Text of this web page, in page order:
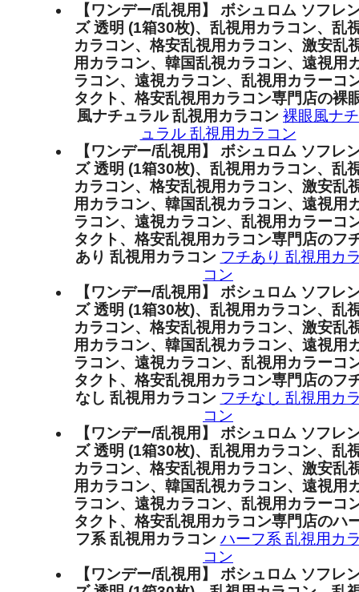
【ワンデー/乱視用】 ボシュロム ソフレ
ズ 透明 (1箱30枚)、乱視用カラコン、乱
カラコン、格安乱視用カラコン、激安乱
用カラコン、韓国乱視カラコン、遠視用
ラコン、遠視カラコン、乱視用カラーコ
タクト、格安乱視用カラコン専門店の裸
風ナチュラル 乱視用カラコン 裸眼風ナチ
ュラル 乱視用カラコン
【ワンデー/乱視用】 ボシュロム ソフレ
ズ 透明 (1箱30枚)、乱視用カラコン、乱
カラコン、格安乱視用カラコン、激安乱
用カラコン、韓国乱視カラコン、遠視用
ラコン、遠視カラコン、乱視用カラーコ
タクト、格安乱視用カラコン専門店のフ
あり 乱視用カラコン フチあり 乱視用カ
コン
【ワンデー/乱視用】 ボシュロム ソフレ
ズ 透明 (1箱30枚)、乱視用カラコン、乱
カラコン、格安乱視用カラコン、激安乱
用カラコン、韓国乱視カラコン、遠視用
ラコン、遠視カラコン、乱視用カラーコ
タクト、格安乱視用カラコン専門店のフ
なし 乱視用カラコン フチなし 乱視用カ
コン
【ワンデー/乱視用】 ボシュロム ソフレ
ズ 透明 (1箱30枚)、乱視用カラコン、乱
カラコン、格安乱視用カラコン、激安乱
用カラコン、韓国乱視カラコン、遠視用
ラコン、遠視カラコン、乱視用カラーコ
タクト、格安乱視用カラコン専門店のハ
フ系 乱視用カラコン ハーフ系 乱視用カ
コン
【ワンデー/乱視用】 ボシュロム ソフレ